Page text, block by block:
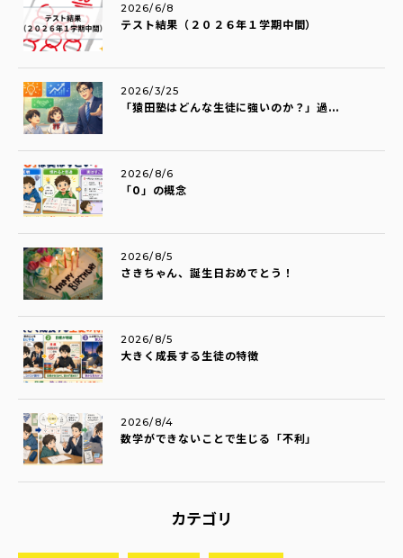
テスト結果（２０２６年１学期中間）
2026/6/8
「猿田塾はどんな生徒に強いのか？」過...
2026/3/25
「0」の概念
2026/8/6
さきちゃん、誕生日おめでとう！
2026/8/5
大きく成長する生徒の特徴
2026/8/5
数学ができないことで生じる「不利」
2026/8/4
カテゴリ